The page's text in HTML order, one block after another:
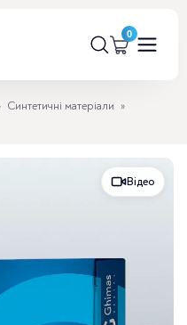
Синтетичні матеріали »
Відео